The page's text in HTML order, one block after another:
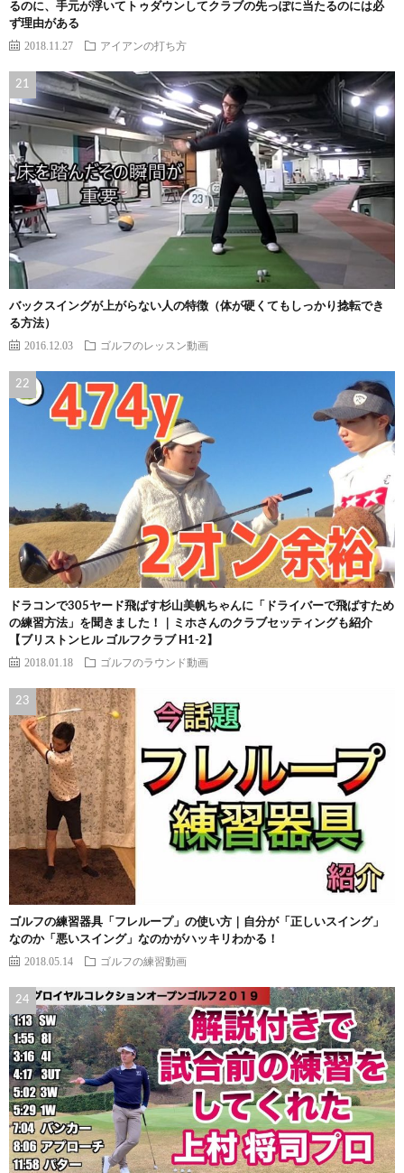
るのに、手元が浮いてトゥダウンしてクラブの先っぽに当たるのには必
ず理由がある
2018.11.27 アイアンの打ち方
バックスイングが上がらない人の特徴（体が硬くてもしっかり捻転でき
る方法）
2016.12.03 ゴルフのレッスン動画
ドラコンで305ヤード飛ばす杉山美帆ちゃんに「ドライバーで飛ばすため
の練習方法」を聞きました！｜ミホさんのクラブセッティングも紹介
【ブリストンヒル ゴルフクラブ H1-2】
2018.01.18 ゴルフのラウンド動画
ゴルフの練習器具「フレループ」の使い方｜自分が「正しいスイング」
なのか「悪いスイング」なのかがハッキリわかる！
2018.05.14 ゴルフの練習動画